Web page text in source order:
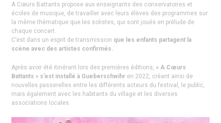
A Cœurs Battants propose aux enseignants des conservatoires et
écoles de musique, de travailler avec leurs élèves des programmes sur
la même thématique que les solistes, qui sont joués en prélude de
chaque concert.
C’est dans un esprit de transmission que les enfants partagent la
scène avec des artistes confirmés.
Après avoir été itinérant lors des premières éditions,« A Cœurs
Battants » s’est installé à Gueberschwihr en 2022, créant ainsi de
nouvelles passerelles entre les différents acteurs du festival, le public,
mais également avec les habitants du village et les diverses
associations locales.